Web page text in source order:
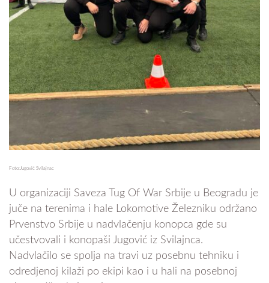
Foto:Jugović Svilajnac
U organizaciji Saveza Tug Of War Srbije u Beogradu je
juče na terenima i hale Lokomotive Železniku održano
Prvenstvo Srbije u nadvlačenju konopca gde su
učestvovali i konopaši Jugović iz Svilajnca.
Nadvlačilo se spolja na travi uz posebnu tehniku i
odredjenoj kilaži po ekipi kao i u hali na posebnoj